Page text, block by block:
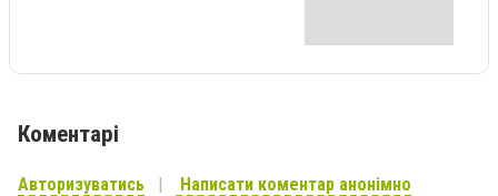
Коментарі
Авторизуватись Написати коментар анонімно